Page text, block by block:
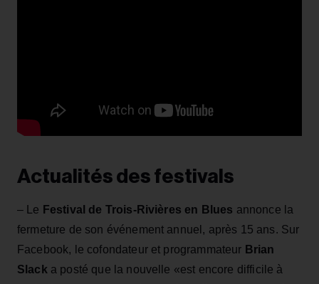
Actualités des festivals
– Le Festival de Trois-Rivières en Blues annonce la
fermeture de son événement annuel, après 15 ans. Sur
Facebook, le cofondateur et programmateur Brian
Slack a posté que la nouvelle «est encore difficile à